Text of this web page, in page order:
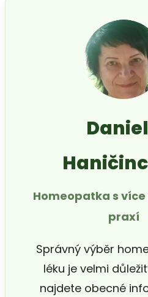
Homeopatka s více
praxí
Správný výběr
léku je velmi
najdete obecné